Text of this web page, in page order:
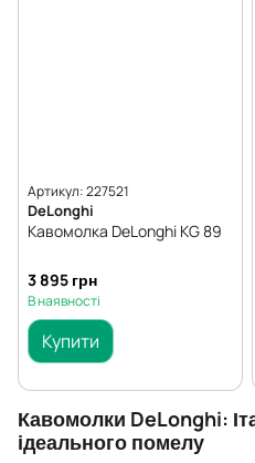
Артикул: 227521
DeLonghi
Кавомолка DeLonghi KG 89
3 895 грн
В наявності
Купити
Кавомолки DeLonghi:
ідеального помелу